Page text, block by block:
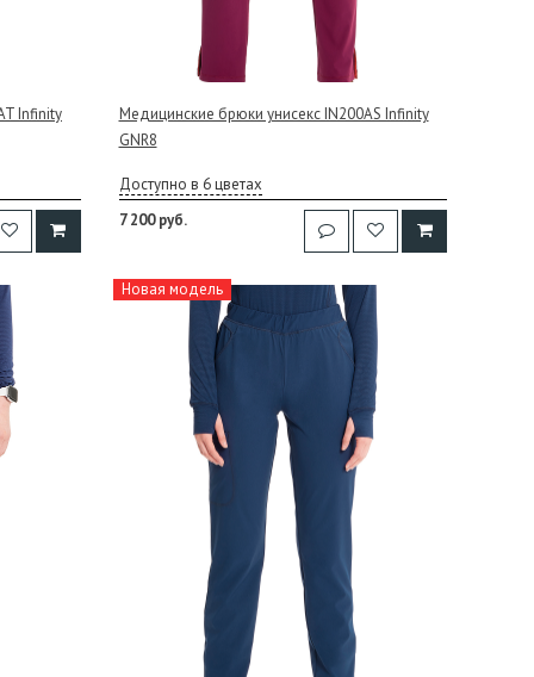
Infinity
Медицинские брюки унисекс IN200AS Infinity
GNR8
Доступно в 6 цветах
7 200 руб.
Новая модель